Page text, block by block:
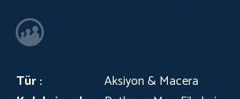
Tür :
Aksiyon & Macera